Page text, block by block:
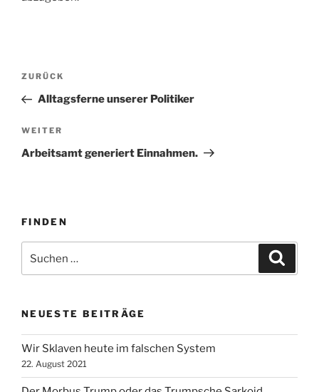
Beitragsnavigation
Vorheriger
Beitrag
ZURÜCK
Alltagsferne unserer Politiker
Nächster
Beitrag
WEITER
Arbeitsamt generiert Einnahmen.
FINDEN
nach:
NEUESTE BEITRÄGE
Wir Sklaven heute im falschen System
22. August 2021